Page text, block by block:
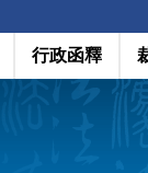
行政函釋